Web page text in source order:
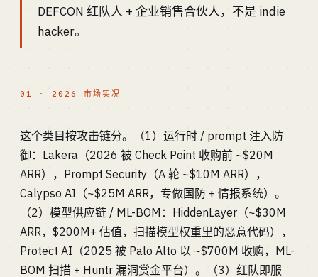
DEFCON 红队人 + 企业销售合伙人，不是 indie
hacker。
01 · 2026 市场实况
这个类目按攻击链分。（1）运行时 / prompt 注入防
御：Lakera（2026 被 Check Point 收购前 ~$20M
ARR），Prompt Security（A 轮 ~$10M ARR），
Calypso AI（~$25M ARR，专做国防 + 情报系统）。
（2）模型供应链 / ML-BOM：HiddenLayer（~$30M
ARR，$200M+ 估值，扫描模型权重里的恶意代码），
Protect AI（2025 被 Palo Alto 以 ~$700M 收购，ML-
BOM 扫描 + Huntr 漏洞赏金平台）。（3）红队即服